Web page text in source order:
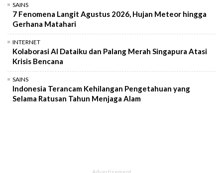
SAINS
7 Fenomena Langit Agustus 2026, Hujan Meteor hingga
Gerhana Matahari
INTERNET
Kolaborasi AI Dataiku dan Palang Merah Singapura Atasi
Krisis Bencana
SAINS
Indonesia Terancam Kehilangan Pengetahuan yang
Selama Ratusan Tahun Menjaga Alam